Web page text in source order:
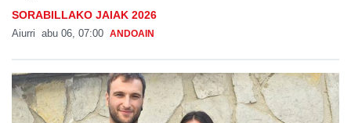
SORABILLAKO JAIAK 2026
Aiurri abu 06, 07:00 ANDOAIN